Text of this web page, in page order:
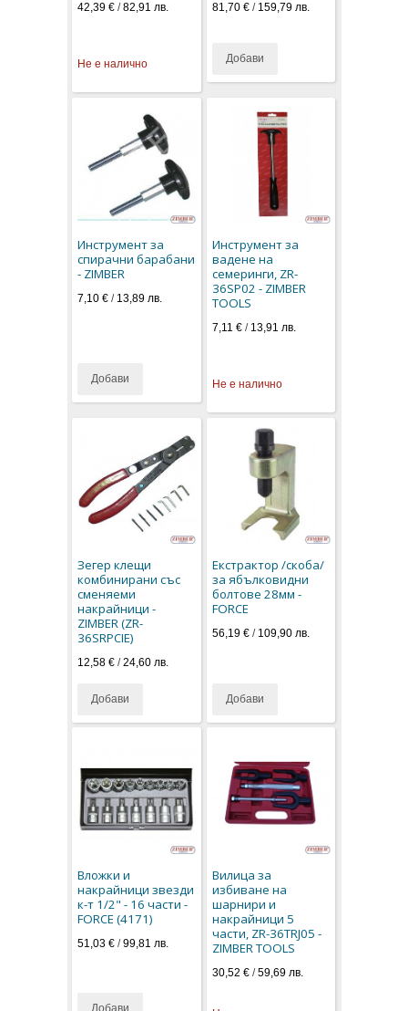
42,39 € /82,91 лв.
Не е налично
81,70 €/ 159,79 лв.
Добави
Инструмент за
спирачни барабани
- ZIMBER
7,10 € / 13,89 лв.
Добави
Инструмент за
вадене на
семеринги, ZR-
36SP02 - ZIMBER
TOOLS
7,11 €/ 13,91 лв.
Не е налично
Зегер клещи
комбинирани със
сменяеми
накрайници -
ZIMBER (ZR-
36SRPCIE)
12,58 € /24,60 лв.
Добави
Екстрактор /скоба/
за ябълковидни
болтове 28мм -
FORCE
56,19 €/ 109,90 лв.
Добави
Вложки и
накрайници звезди
к-т 1/2" - 16 части -
FORCE (4171)
51,03 € /99,81 лв.
Вилица за
избиване на
шарнири и
накрайници 5
части, ZR-36TRJ05 -
ZIMBER TOOLS
30,52 €/59,69 лв.